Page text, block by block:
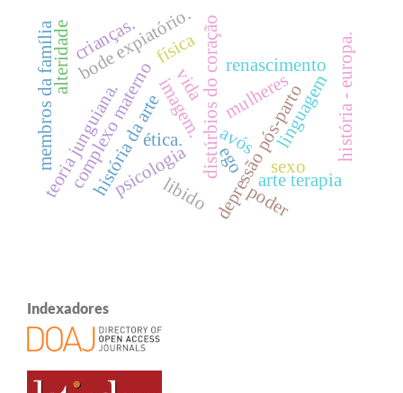
depressão pós-parto
arte terapia
distúrbios do coração linguagem
imagem.
história da arte
renascimento história - europa.
complexo materno
teoria junguiana. avós
bode expiatório.
psicologia
crianças.
membros da família
libido
mulheres
ego
poder
alteridade
sexo
física
vida
ética.
Indexadores